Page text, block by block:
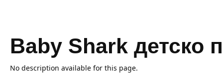
Baby Shark детско
No description available for this page.